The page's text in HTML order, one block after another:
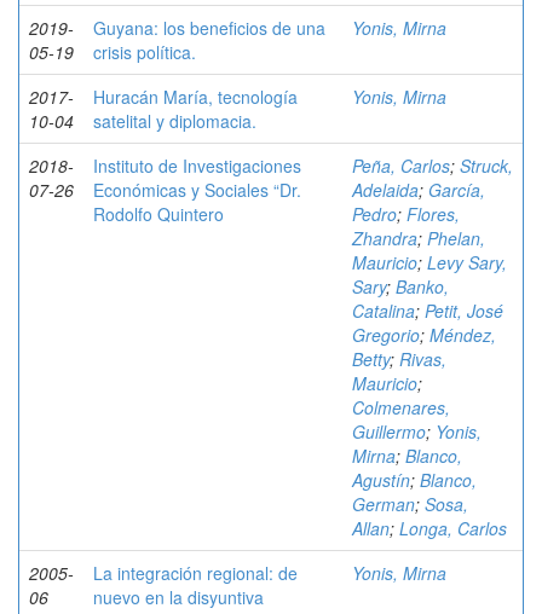
2019-
05-19
Guyana: los beneficios de una
crisis política.
Yonis, Mirna
2017-
10-04
Huracán María, tecnología
satelital y diplomacia.
Yonis, Mirna
2018-
07-26
Instituto de Investigaciones
Económicas y Sociales “Dr.
Rodolfo Quintero
Peña, Carlos; Struck,
Adelaida; García,
Pedro; Flores,
Zhandra; Phelan,
Mauricio; Levy Sary,
Sary; Banko,
Catalina; Petit, José
Gregorio; Méndez,
Betty; Rivas,
Mauricio;
Colmenares,
Guillermo; Yonis,
Mirna; Blanco,
Agustín; Blanco,
German; Sosa,
Allan; Longa, Carlos
2005-
06
La integración regional: de
nuevo en la disyuntiva
Yonis, Mirna